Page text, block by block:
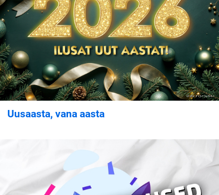
Uusaasta, vana aasta